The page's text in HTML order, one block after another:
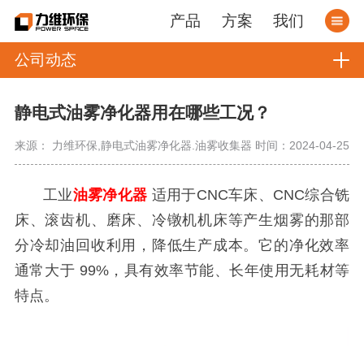
产品 方案 我们
公司动态
静电式油雾净化器用在哪些工况？
来源： 力维环保,静电式油雾净化器.油雾收集器 时间：2024-04-25
工业油雾净化器 适用于CNC车床、CNC综合铣
床、滚齿机、磨床、冷镦机机床等产生烟雾的那部
分冷却油回收利用，降低生产成本。它的净化效率
通常大于 99%，具有效率节能、长年使用无耗材等
特点。